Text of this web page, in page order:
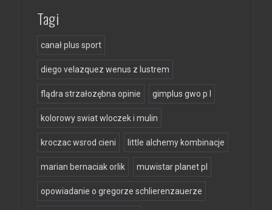
Tagi
canał plus sport
diego velazquez wenus z lustrem
flądra strzałozębna opinie gimplus gwo p l
kolorowy swiat wloczek i mulin
kroczac wsrod cieni little alchemy kombinacje
marian bernaciak orlik muwistar planet pl
opowiadanie o gregorze schlierenzauerze